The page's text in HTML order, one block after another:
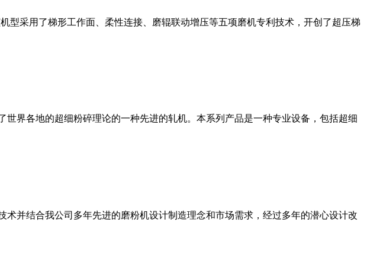
型采用了梯形工作面、柔性连接、磨辊联动增压等五项磨机专利技术，开创了超压梯
界各地的超细粉碎理论的一种先进的轧机。本系列产品是一种专业设备，包括超细
并结合我公司多年先进的磨粉机设计制造理念和市场需求，经过多年的潜心设计改